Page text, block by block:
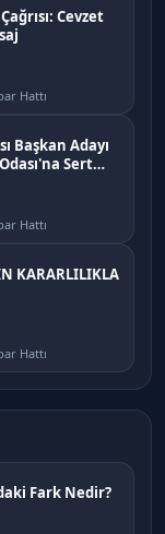
Cevzet
Hattı
Başkan Adayı
Sert
Hattı
KARARLILIKLA
Hattı
Fark Nedir?